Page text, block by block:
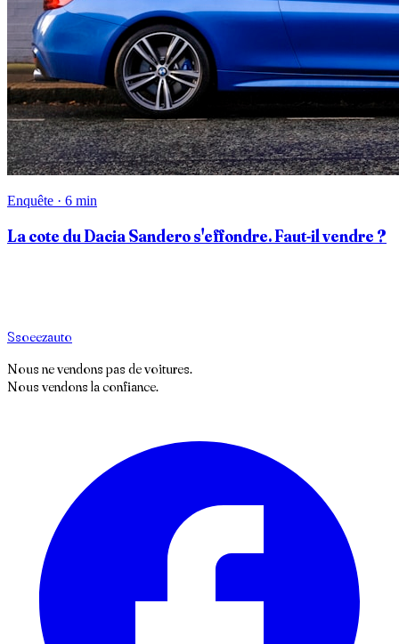
Enquête · 6 min
La cote du Dacia Sandero s'effondre. Faut-il vendre ?
Ssoeezauto
Nous ne vendons pas de voitures.
Nous vendons la confiance.